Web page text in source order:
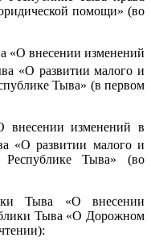
помощи» (во
«О внесении изменений
«О развитии малого и
Тыва» (в первом
внесении изменений в
«О развитии малого и
Республике Тыва» (во
Тыва «О внесении
Тыва «О Дорожном